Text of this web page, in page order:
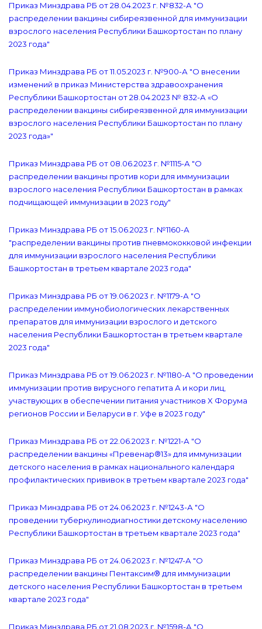
Приказ Минздрава РБ от 28.04.2023 г. №832-А "О
распределении вакцины сибиреязвенной для иммунизации
взрослого населения Республики Башкортостан по плану
2023 года"
Приказ Минздрава РБ от 11.05.2023 г. №900-А "О внесении
изменений в приказ Министерства здравоохранения
Республики Башкортостан от 28.04.2023 № 832-А «О
распределении вакцины сибиреязвенной для иммунизации
взрослого населения Республики Башкортостан по плану
2023 года»"
Приказ Минздрава РБ от 08.06.2023 г. №1115-А "О
распределении вакцины против кори для иммунизации
взрослого населения Республики Башкортостан в рамках
подчищающей иммунизации в 2023 году"
Приказ Минздрава РБ от 15.06.2023 г. №1160-А
"распределении вакцины против пневмококковой инфекции
для иммунизации взрослого населения Республики
Башкортостан в третьем квартале 2023 года"
Приказ Минздрава РБ от 19.06.2023 г. №1179-А "О
распределении иммунобиологических лекарственных
препаратов для иммунизации взрослого и детского
населения Республики Башкортостан в третьем квартале
2023 года"
Приказ Минздрава РБ от 19.06.2023 г. №1180-А "О проведении
иммунизации против вирусного гепатита А и кори лиц,
участвующих в обеспечении питания участников X Форума
регионов России и Беларуси в г. Уфе в 2023 году"
Приказ Минздрава РБ от 22.06.2023 г. №1221-А "О
распределении вакцины «Превенар®13» для иммунизации
детского населения в рамках национального календаря
профилактических прививок в третьем квартале 2023 года"
Приказ Минздрава РБ от 24.06.2023 г. №1243-А "О
проведении туберкулинодиагностики детскому населению
Республики Башкортостан в третьем квартале 2023 года"
Приказ Минздрава РБ от 24.06.2023 г. №1247-А "О
распределении вакцины Пентаксим® для иммунизации
детского населения Республики Башкортостан в третьем
квартале 2023 года"
Приказ Минздрава РБ от 21.08.2023 г. №1598-А "О